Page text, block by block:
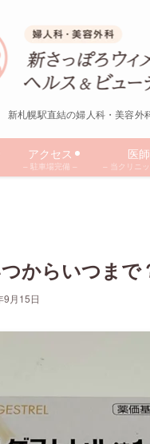
新札幌駅直結の婦人科・美容外
アクセス
– 駐車場完備 –
医
– 当クリニ
からいつまで
9月15日